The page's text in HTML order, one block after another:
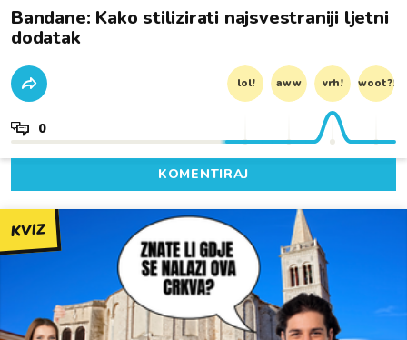
Bandane: Kako stilizirati najsvestraniji ljetni
dodatak
lol! aww vrh! woot?!
0
KOMENTIRAJ
KVIZ